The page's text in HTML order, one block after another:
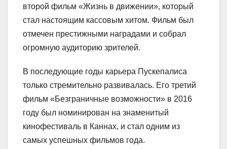
второй фильм «Жизнь в движении», который
стал настоящим кассовым хитом. Фильм был
отмечен престижными наградами и собрал
огромную аудиторию зрителей.
В последующие годы карьера Пускепалиса
только стремительно развивалась. Его третий
фильм «Безграничные возможности» в 2016
году был номинирован на знаменитый
кинофестиваль в Каннах, и стал одним из
самых успешных фильмов года.